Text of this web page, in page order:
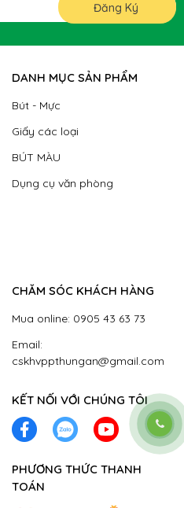
Đăng Ký
DANH MỤC SẢN PHẨM
Bút - Mực
Giấy các loại
BÚT MÀU
Dụng cụ văn phòng
CHĂM SÓC KHÁCH HÀNG
Mua online: 0905 43 63 73
Email:
cskhvppthungan@gmail.com
KẾT NỐI VỚI CHÚNG TÔI
PHƯƠNG THỨC THANH
TOÁN